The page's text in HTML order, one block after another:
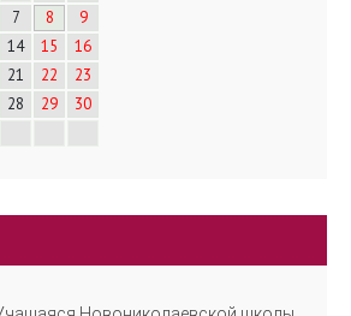
7 8
9
14 15
16
21 22
23
28 29
30